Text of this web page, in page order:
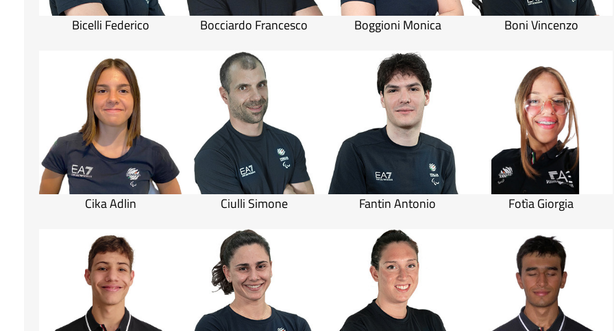
Bicelli Federico Bocciardo Francesco Boggioni Monica Boni Vincenzo
Cika Adlin Ciulli Simone Fantin Antonio Fotìa Giorgia